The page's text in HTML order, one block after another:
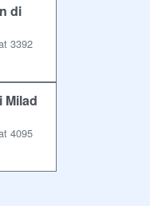
di
3392
Milad
4095